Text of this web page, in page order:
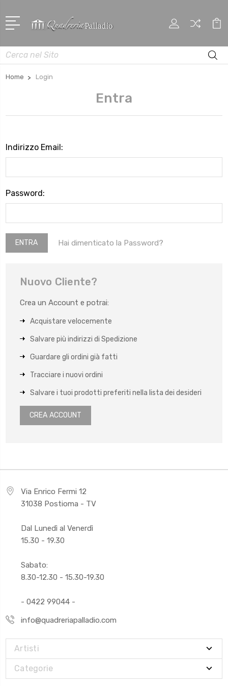
Cerca
Home Login
Entra
Indirizzo Email:
Password:
Hai dimenticato la Password?
Nuovo Cliente?
Crea un Account e potrai:
Acquistare velocemente
Salvare più indirizzi di Spedizione
Guardare gli ordini già fatti
Tracciare i nuovi ordini
Salvare i tuoi prodotti preferiti nella lista dei desideri
CREA ACCOUNT
Via Enrico Fermi 12
31038 Postioma - TV
Dal Lunedì al Venerdì
15.30 - 19.30
Sabato:
8.30-12.30 - 15.30-19.30
- 0422 99044 -
info@quadreriapalladio.com
Artisti
Categorie